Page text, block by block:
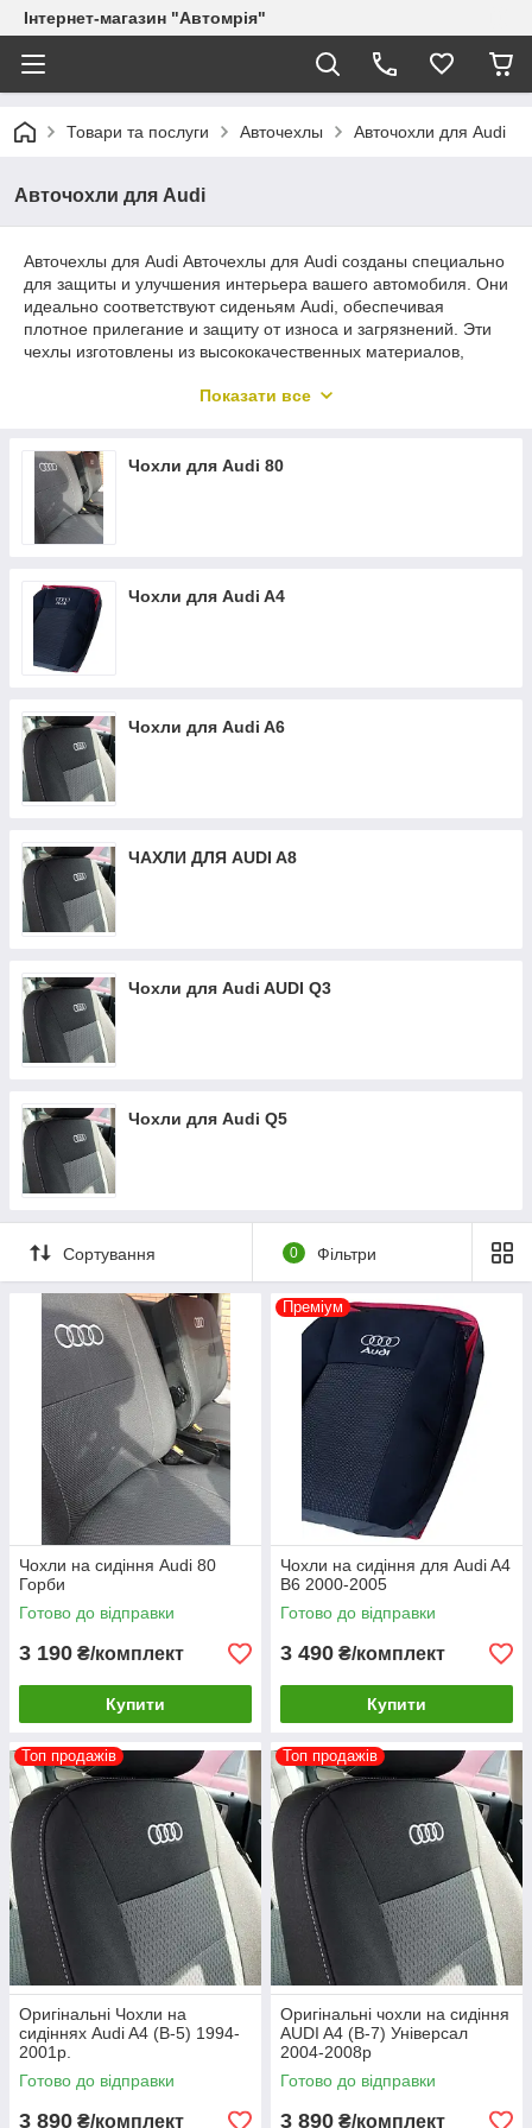
Інтернет-магазин "Автомрія"
Товари та послуги Авточехлы Авточохли для Audi
Авточохли для Audi
Авточехлы для Audi Авточехлы для Audi созданы специально
для защиты и улучшения интерьера вашего автомобиля. Они
идеально соответствуют сиденьям Audi, обеспечивая
плотное прилегание и защиту от износа и загрязнений. Эти
чехлы изготовлены из высококачественных материалов,
и комфорт в салон, сохраняя его в идеальном состоянии на
вашего автомобиля.
Показати все
Чохли для Audi 80
Чохли для Audi A4
Чохли для Audi A6
ЧАХЛИ ДЛЯ AUDI A8
Чохли для Audi AUDI Q3
Чохли для Audi Q5
Сортування 0 Фільтри
Чохли на сидіння Audi 80
Горби
Готово до відправки
3 190 ₴/комплект
Купити
Преміум
Чохли на сидіння для Audi A4
B6 2000-2005
Готово до відправки
3 490 ₴/комплект
Купити
Топ продажів
Оригінальні Чохли на
сидіннях Audi A4 (B-5) 1994-
2001р.
Готово до відправки
3 890 ₴/комплект
Топ продажів
Оригінальні чохли на сидіння
AUDI A4 (B-7) Універсал
2004-2008р
Готово до відправки
3 890 ₴/комплект